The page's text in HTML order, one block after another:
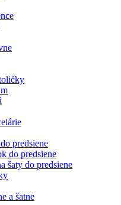
predsiene
do predsiene
šaty do predsiene
a šatne